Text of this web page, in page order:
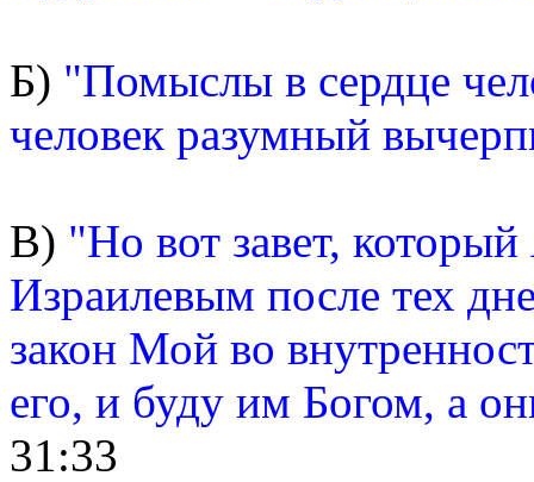
Б) "Помыслы в сердце
человек разумный
В) "Но вот завет,
Израилевым после тех
закон Мой во
его, и буду им Богом, а
31:33